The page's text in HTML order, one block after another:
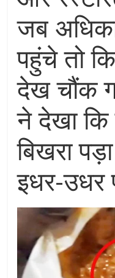
जब
पहुंचे तो
देख चौंक
ने देखा
बिखरा
इधर-उधर